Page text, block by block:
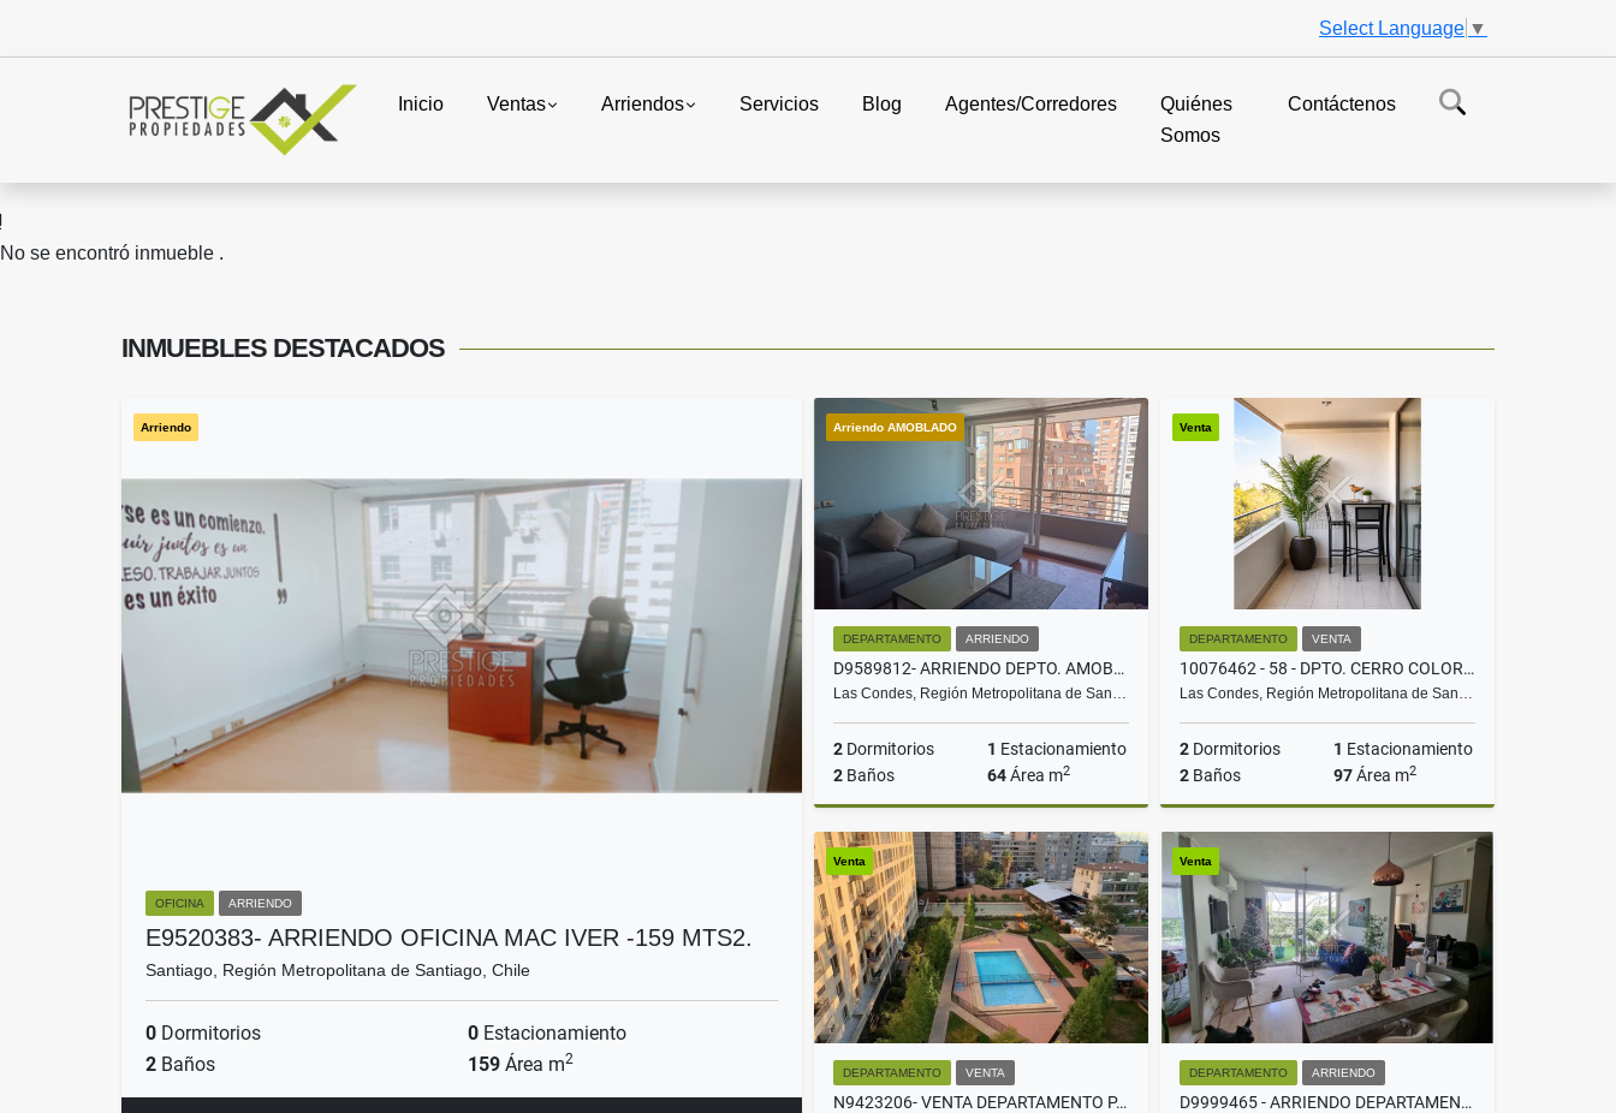
Select Language ▼
Inicio Ventas Arriendos Servicios Blog Agentes/Corredores
Quiénes
Somos
Contáctenos
No se encontró inmueble .
INMUEBLES DESTACADOS
Arriendo
OFICINA ARRIENDO
E9520383- ARRIENDO OFICINA MAC IVER -159 MTS2.
Santiago, Región Metropolitana de Santiago, Chile
0 Dormitorios 0 Estacionamiento
2 Baños 159 Área m2
Arriendo AMOBLADO
DEPARTAMENTO ARRIENDO
D9589812- ARRIENDO DEPTO. AMOBLADO EL GOLF 2D2B1E1BO
Las Condes, Región Metropolitana de San…
2 Dormitorios 1 Estacionamiento
2 Baños 64Área m2
Arriendo
$1.700.000
Venta
DEPARTAMENTO VENTA
10076462 - 58 - DPTO. CERRO COLORADO 2D2B
Las Condes, Región Metropolitana de San…
2 Dormitorios 1 Estacionamiento
2 Baños 97Área m2
Venta
UF11.500
Venta
DEPARTAMENTO VENTA
N9423206- VENTA DEPARTAMENTO P. M. OLIVARES- STGO-2D2B1E1BO
Venta
DEPARTAMENTO ARRIENDO
D9999465 - ARRIENDO DEPARTAMENTO SAN LUIS MACUL - 2D2B1E1BO